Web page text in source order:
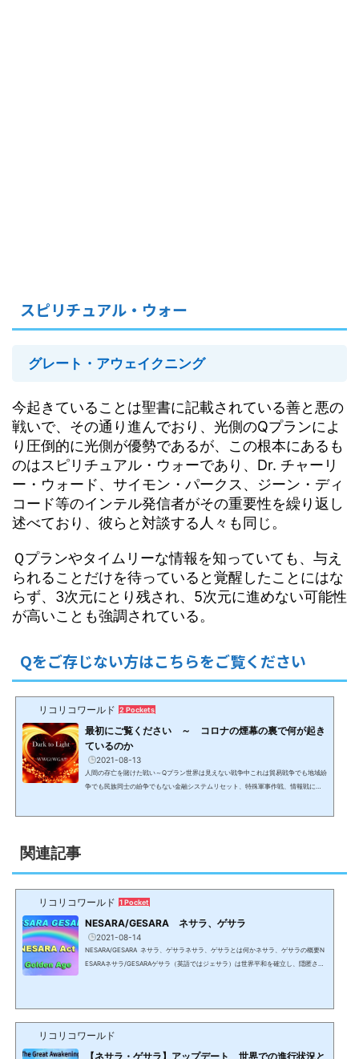
スピリチュアル・ウォー
グレート・アウェイクニング
今起きていることは聖書に記載されている善と悪の
戦いで、その通り進んでおり、光側のQプランによ
り圧倒的に光側が優勢であるが、この根本にあるも
のはスピリチュアル・ウォーであり、Dr. チャーリ
ー・ウォード、サイモン・パークス、ジーン・ディ
コード等のインテル発信者がその重要性を繰り返し
述べており、彼らと対談する人々も同じ。
Ｑプランやタイムリーな情報を知っていても、与え
られることだけを待っていると覚醒したことにはな
らず、3次元にとり残され、5次元に進めない可能性
が高いことも強調されている。
Qをご存じない方はこちらをご覧ください
リコリコワールド 2 Pockets
最初にご覧ください ～ コロナの煙幕の裏で何が起き
ているのか
2021-08-13
人間の存亡を賭けた戦い～Qプラン世界は見えない戦争中これは貿易戦争でも地域紛
争でも民族同士の紛争でもない金融システムリセット、特殊軍事作戦、情報戦によ
関連記事
リコリコワールド 1 Pocket
NESARA/GESARA ネサラ、ゲサラ
2021-08-14
NESARA/GESARA ネサラ、ゲサラネサラ、ゲサラとは何かネサラ、ゲサラの概要N
ESARAネサラ/GESARAゲサラ（英語ではジェサラ）は世界平和を確立し、隠匿され
人化された国家と言う名の株式市場に上場されている法人ではな...
リコリコワールド
【ネサラ・ゲサラ】アップデート 世界での進行状況と